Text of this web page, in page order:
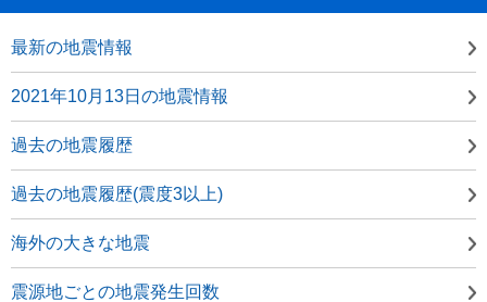
最新の地震情報
2021年10月13日の地震情報
過去の地震履歴
過去の地震履歴(震度3以上)
海外の大きな地震
震源地ごとの地震発生回数